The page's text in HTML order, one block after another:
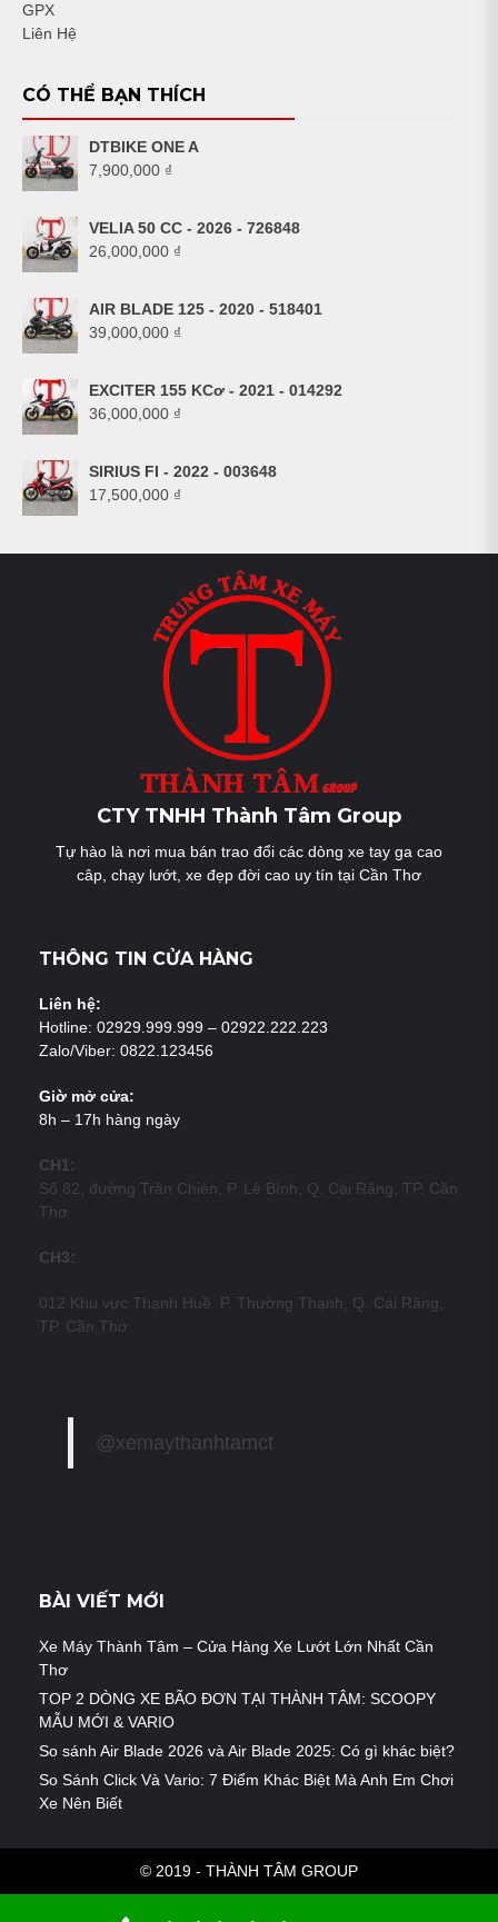
GPX
Liên Hệ
CÓ THỂ BẠN THÍCH
DTBIKE ONE A
7,900,000 ₫
VELIA 50 CC - 2026 - 726848
26,000,000 ₫
AIR BLADE 125 - 2020 - 518401
39,000,000 ₫
EXCITER 155 KCơ - 2021 - 014292
36,000,000 ₫
SIRIUS FI - 2022 - 003648
17,500,000 ₫
CTY TNHH Thành Tâm Group
Tự hào là nơi mua bán trao đổi các dòng xe tay ga cao
câp, chạy lướt, xe đẹp đời cao uy tín tại Cần Thơ
THÔNG TIN CỬA HÀNG
Liên hệ:
Hotline: 02929.999.999 – 02922.222.223
Zalo/Viber: 0822.123456
Giờ mở cửa:
8h – 17h hàng ngày
CH1:
Số 82, đường Trần Chiên, P. Lê Bình, Q. Cái Răng, TP. Cần
Thơ
CH3:
012 Khu vực Thạnh Huề, P. Thường Thạnh, Q. Cái Răng,
TP. Cần Thơ
@xemaythanhtamct
BÀI VIẾT MỚI
Xe Máy Thành Tâm – Cửa Hàng Xe Lướt Lớn Nhất Cần
Thơ
TOP 2 DÒNG XE BÃO ĐƠN TẠI THÀNH TÂM: SCOOPY
MẪU MỚI & VARIO
So sánh Air Blade 2026 và Air Blade 2025: Có gì khác biệt?
So Sánh Click Và Vario: 7 Điểm Khác Biệt Mà Anh Em Chơi
Xe Nên Biết
© 2019 - THÀNH TÂM GROUP